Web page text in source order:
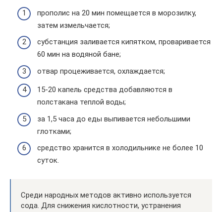
прополис на 20 мин помещается в морозилку,
затем измельчается;
субстанция заливается кипятком, проваривается
60 мин на водяной бане;
отвар процеживается, охлаждается;
15-20 капель средства добавляются в
полстакана теплой воды;
за 1,5 часа до еды выпивается небольшими
глотками;
средство хранится в холодильнике не более 10
суток.
Среди народных методов активно используется
сода. Для снижения кислотности, устранения